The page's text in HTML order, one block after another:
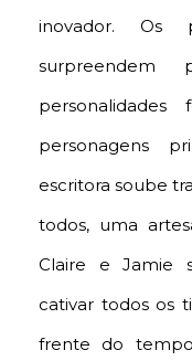
inovador. Os
personagens
escritora soube
todos, uma
Claire e Jamie
cativar todos os
frente do